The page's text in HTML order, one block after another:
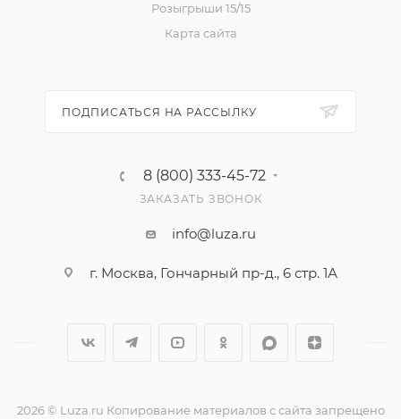
Розыгрыши 15/15
Карта сайта
ПОДПИСАТЬСЯ НА РАССЫЛКУ
8 (800) 333-45-72
ЗАКАЗАТЬ ЗВОНОК
info@luza.ru
г. Москва, Гончарный пр-д., 6 стр. 1А
2026 © Luza.ru Копирование материалов с сайта запрещено